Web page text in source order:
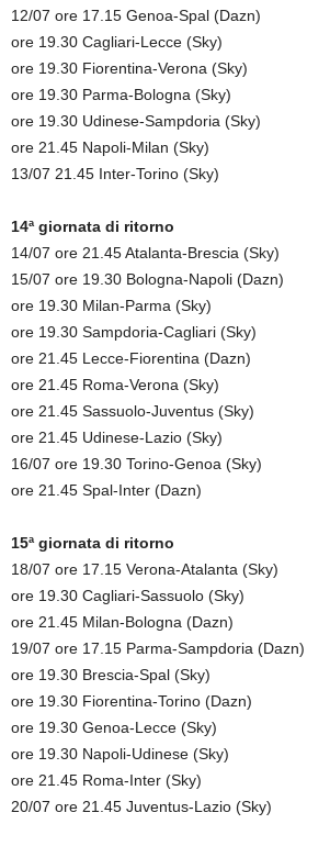
12/07 ore 17.15 Genoa-Spal (Dazn)
ore 19.30 Cagliari-Lecce (Sky)
ore 19.30 Fiorentina-Verona (Sky)
ore 19.30 Parma-Bologna (Sky)
ore 19.30 Udinese-Sampdoria (Sky)
ore 21.45 Napoli-Milan (Sky)
13/07 21.45 Inter-Torino (Sky)
14ª giornata di ritorno
14/07 ore 21.45 Atalanta-Brescia (Sky)
15/07 ore 19.30 Bologna-Napoli (Dazn)
ore 19.30 Milan-Parma (Sky)
ore 19.30 Sampdoria-Cagliari (Sky)
ore 21.45 Lecce-Fiorentina (Dazn)
ore 21.45 Roma-Verona (Sky)
ore 21.45 Sassuolo-Juventus (Sky)
ore 21.45 Udinese-Lazio (Sky)
16/07 ore 19.30 Torino-Genoa (Sky)
ore 21.45 Spal-Inter (Dazn)
15ª giornata di ritorno
18/07 ore 17.15 Verona-Atalanta (Sky)
ore 19.30 Cagliari-Sassuolo (Sky)
ore 21.45 Milan-Bologna (Dazn)
19/07 ore 17.15 Parma-Sampdoria (Dazn)
ore 19.30 Brescia-Spal (Sky)
ore 19.30 Fiorentina-Torino (Dazn)
ore 19.30 Genoa-Lecce (Sky)
ore 19.30 Napoli-Udinese (Sky)
ore 21.45 Roma-Inter (Sky)
20/07 ore 21.45 Juventus-Lazio (Sky)